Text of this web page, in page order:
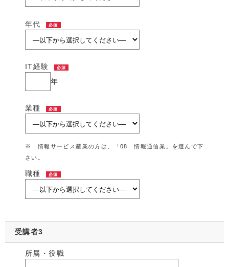
年代 必須
IT経験 必須
年
業種 必須
※ 情報サービス産業の方は、「08 情報通信業」を選んで下
さい。
職種 必須
受講者3
所属・役職